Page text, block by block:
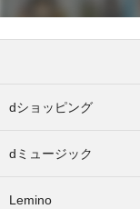
dショッピング
dミュージック
Lemino